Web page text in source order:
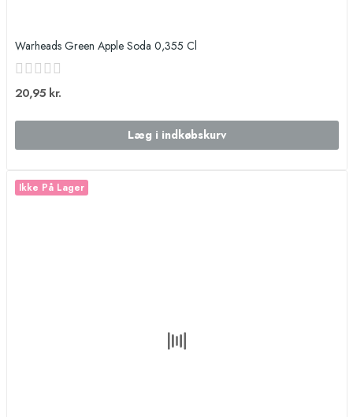
Warheads Green Apple Soda 0,355 Cl
20,95 kr.
Læg i indkøbskurv
Ikke På Lager